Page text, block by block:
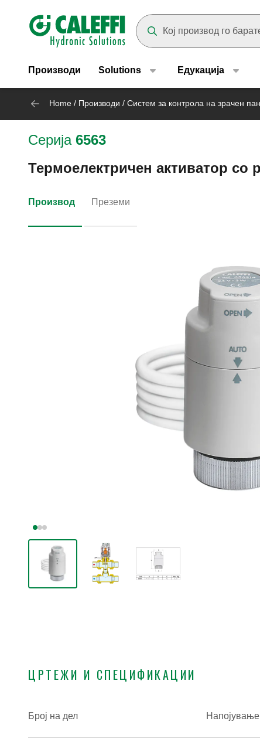
Header main navigation
Производи Solutions Едукација
Home / Производи / Систем за контрола на зрачен
Серија 6563
Термоелектричен активатор со
Производ Преземи
ЦРТЕЖИ И СПЕЦИФИКАЦИИ
Број на дел
Напојување